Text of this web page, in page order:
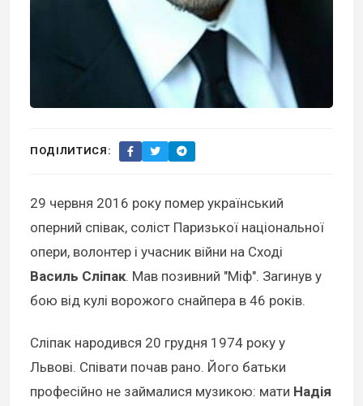
ПОДІЛИТИСЯ:
29 червня 2016 року помер український
оперний співак, соліст Паризької національної
опери, волонтер і учасник війни на Сході
Василь Сліпак. Мав позивний "Міф". Загинув у
бою від кулі ворожого снайпера в 46 років.
Сліпак народився 20 грудня 1974 року у
Львові. Співати почав рано. Його батьки
професійно не займалися музикою: мати Надія